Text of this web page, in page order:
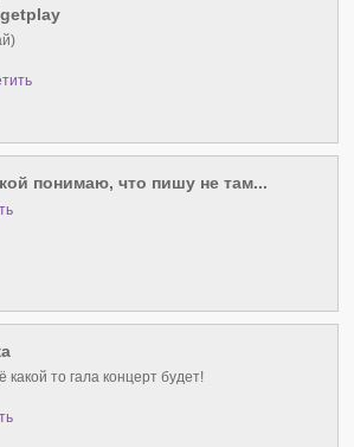
понимаю, что пишу не там...
какой то гала концерт будет!